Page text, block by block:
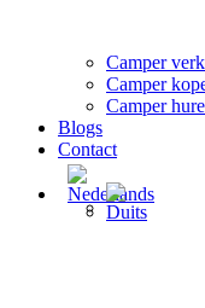
Camper
Camper
Camper
Blogs
Contact